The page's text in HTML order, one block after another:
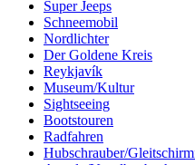
Super Jeeps
Schneemobil
Nordlichter
Der Goldene Kreis
Reykjavík
Museum/Kultur
Sightseeing
Bootstouren
Radfahren
Hubschrauber/